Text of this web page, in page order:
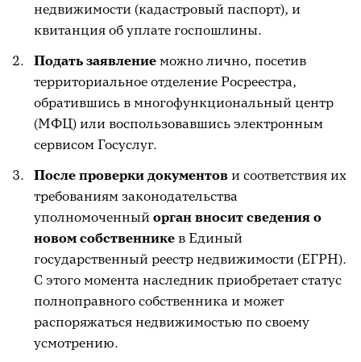
недвижимости (кадастровый паспорт), и
квитанция об уплате госпошлины.
Подать заявление можно лично, посетив
территориальное отделение Росреестра,
обратившись в многофункциональный центр
(МФЦ) или воспользовавшись электронным
сервисом Госуслуг.
После проверки документов и соответствия их
требованиям законодательства
уполномоченный орган вносит сведения о
новом собственнике в Единый
государственный реестр недвижимости (ЕГРН).
С этого момента наследник приобретает статус
полноправного собственника и может
распоряжаться недвижимостью по своему
усмотрению.